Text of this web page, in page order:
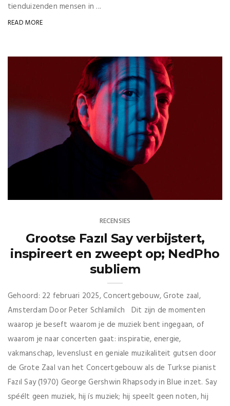
tienduizenden mensen in ...
READ MORE
RECENSIES
Grootse Fazıl Say verbijstert,
inspireert en zweept op; NedPho
subliem
Gehoord: 22 februari 2025, Concertgebouw, Grote zaal,
Amsterdam Door Peter Schlamilch Dit zijn de momenten
waarop je beseft waarom je de muziek bent ingegaan, of
waarom je naar concerten gaat: inspiratie, energie,
vakmanschap, levenslust en geniale muzikaliteit gutsen door
de Grote Zaal van het Concertgebouw als de Turkse pianist
Fazıl Say (1970) George Gershwin Rhapsody in Blue inzet. Say
spéélt geen muziek, hij ís muziek; hij speelt geen noten, hij